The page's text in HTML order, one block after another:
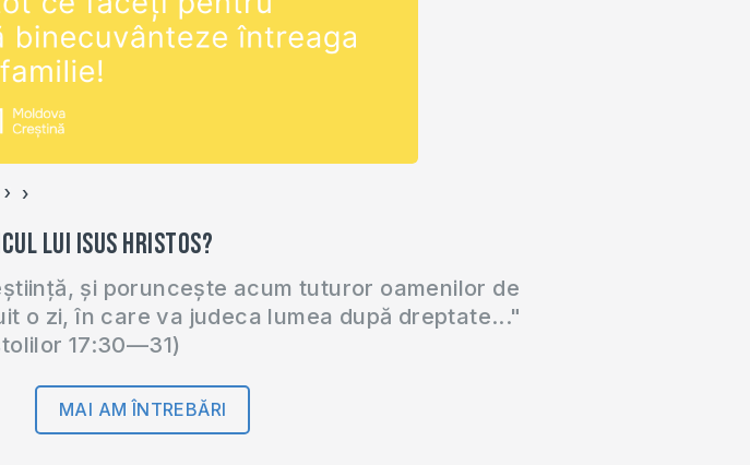
‹ ›
lui Isus Hristos?
și poruncește acum tuturor oamenilor de
o zi, în care va judeca lumea după dreptate..."
17:30—31)
MAI AM ÎNTREBĂRI